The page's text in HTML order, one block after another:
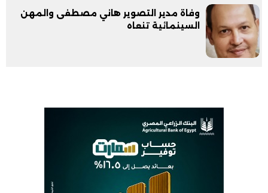
وفاة مدير التصوير هاني مصطفى والمهن
السينمائية تنعاه